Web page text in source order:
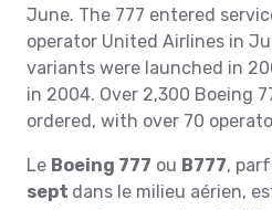
June. The 777 entered
operator United Airlines in
variants were launched in
in 2004. Over 2,300 Boeing
ordered, with over 70
Le Boeing 777 ou B777,
sept dans le milieu aérien,